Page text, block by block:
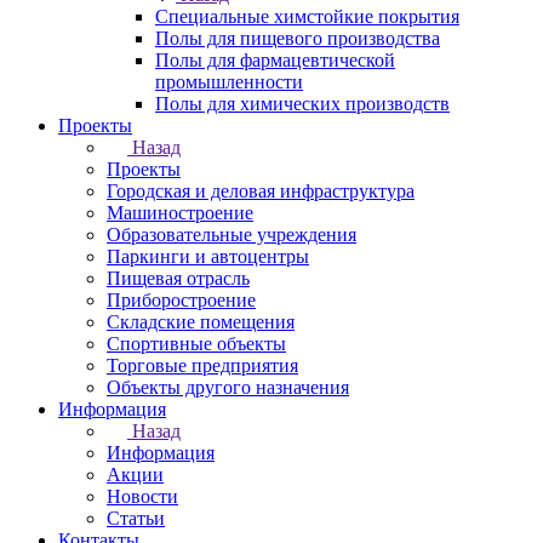
Специальные химстойкие покрытия
Полы для пищевого производства
Полы для фармацевтической
промышленности
Полы для химических производств
Проекты
Назад
Проекты
Городская и деловая инфраструктура
Машиностроение
Образовательные учреждения
Паркинги и автоцентры
Пищевая отрасль
Приборостроение
Складские помещения
Спортивные объекты
Торговые предприятия
Объекты другого назначения
Информация
Назад
Информация
Акции
Новости
Статьи